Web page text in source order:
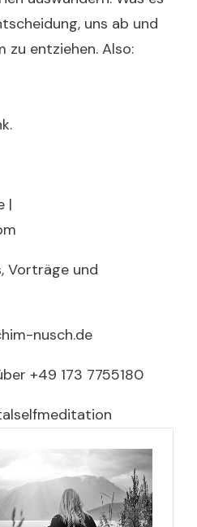
uns ab und
zu entziehen. Also:
|
Vorträge und
nusch.de
+49 173 7755180